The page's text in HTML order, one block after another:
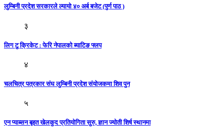
लुम्बिनी प्रदेश सरकारले ल्यायो ४० अर्ब बजेट (पुर्ण पाठ )
३
लिग टु क्रिकेट : फेरि नेपालको ब्याटिङ फ्लप
४
चलचित्र पत्रकार संघ लुम्बिनी प्रदेश संयोजकमा शिव पुन
५
एन प्याब्सन बृहत खेलकुद प्रतियोगिता सुरु, ज्ञान ज्योती शिर्ष स्थानमा